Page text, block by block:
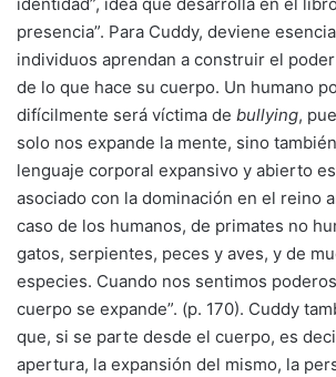
presencia”. Para Cuddy, deviene
individuos aprendan a construir el
de lo que hace su cuerpo. Un humano
difícilmente será víctima de bullying,
solo nos expande la mente, sino
lenguaje corporal expansivo y abierto
asociado con la dominación en el reino
caso de los humanos, de primates no
gatos, serpientes, peces y aves, y de
especies. Cuando nos sentimos
cuerpo se expande”. (p. 170). Cuddy
que, si se parte desde el cuerpo, es
apertura, la expansión del mismo, la